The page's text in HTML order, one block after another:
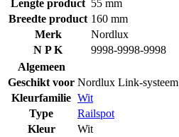
Lengte product 55 mm
Breedte product 160 mm
Merk
Nordlux
N P K
9998-9998-9998
Algemeen
Geschikt voor Nordlux Link-systeem
Kleurfamilie Wit
Type
Railspot
Kleur
Wit